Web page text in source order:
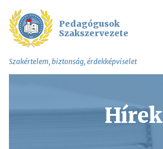
Pedagógusok
Szakszervezete
Szakértelem, biztonság, érdekképviselet
Hírek